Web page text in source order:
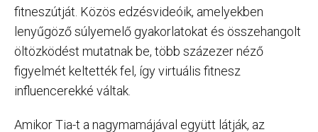
fitneszútját. Közös edzésvideóik, amelyekben
lenyűgöző súlyemelő gyakorlatokat és összehangolt
öltözködést mutatnak be, több százezer néző
figyelmét keltették fel, így virtuális fitnesz
influencerekké váltak.
Amikor Tia-t a nagymamájával együtt látják, az